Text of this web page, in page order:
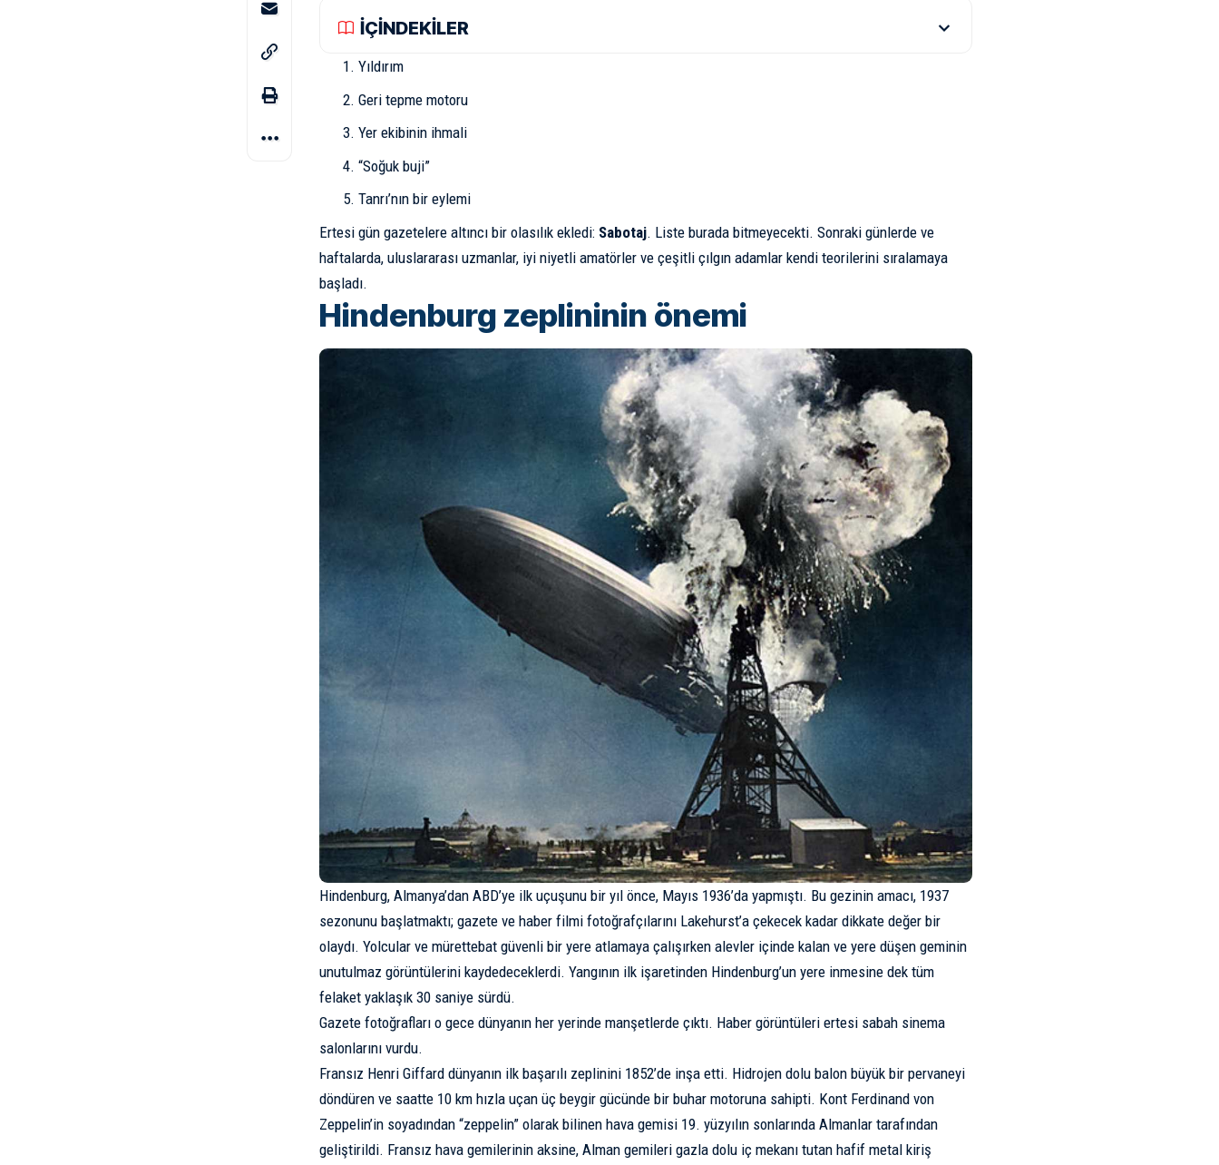
İÇİNDEKİLER
Yıldırım
Geri tepme motoru
Yer ekibinin ihmali
“Soğuk buji”
Tanrı’nın bir eylemi
Ertesi gün gazetelere altıncı bir olasılık ekledi: Sabotaj. Liste burada bitmeyecekti. Sonraki günlerde ve
haftalarda, uluslararası uzmanlar, iyi niyetli amatörler ve çeşitli çılgın adamlar kendi teorilerini sıralamaya
başladı.
Hindenburg zeplininin önemi
Hindenburg, Almanya’dan ABD’ye ilk uçuşunu bir yıl önce, Mayıs 1936’da yapmıştı. Bu gezinin amacı, 1937
sezonunu başlatmaktı; gazete ve haber filmi fotoğrafçılarını Lakehurst’a çekecek kadar dikkate değer bir
olaydı. Yolcular ve mürettebat güvenli bir yere atlamaya çalışırken alevler içinde kalan ve yere düşen geminin
unutulmaz görüntülerini kaydedeceklerdi. Yangının ilk işaretinden Hindenburg’un yere inmesine dek tüm
felaket yaklaşık 30 saniye sürdü.
Gazete fotoğrafları o gece dünyanın her yerinde manşetlerde çıktı. Haber görüntüleri ertesi sabah sinema
salonlarını vurdu.
Fransız Henri Giffard dünyanın ilk başarılı zeplinini 1852’de inşa etti. Hidrojen dolu balon büyük bir pervaneyi
döndüren ve saatte 10 km hızla uçan üç beygir gücünde bir buhar motoruna sahipti. Kont Ferdinand von
Zeppelin’in soyadından “zeppelin” olarak bilinen hava gemisi 19. yüzyılın sonlarında Almanlar tarafından
geliştirildi. Fransız hava gemilerinin aksine, Alman gemileri gazla dolu iç mekanı tutan hafif metal kiriş